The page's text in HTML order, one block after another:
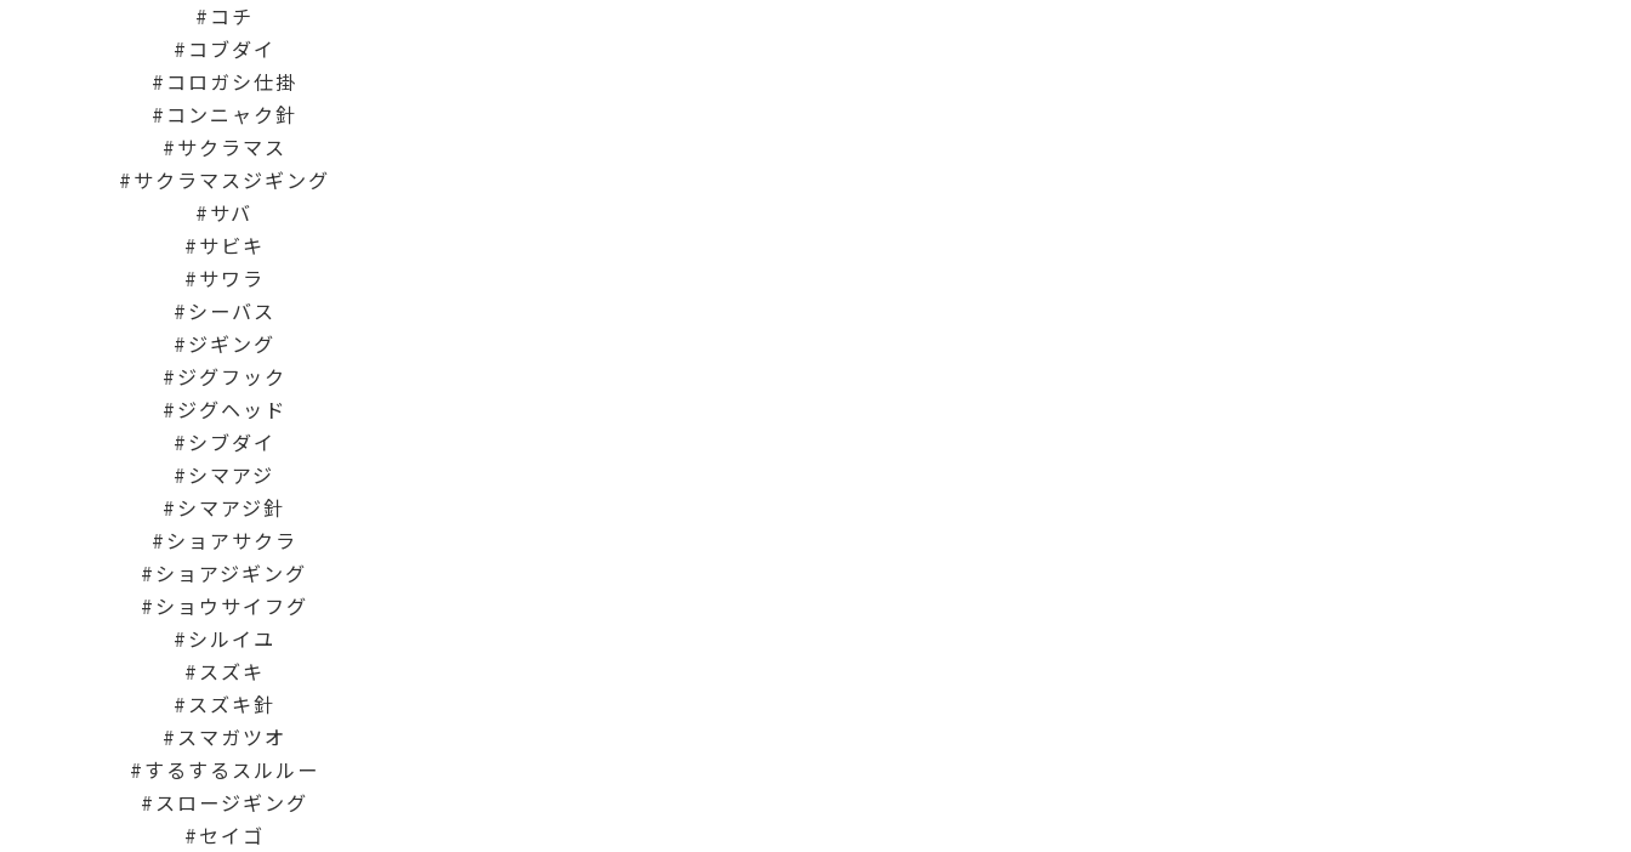
コチ
コブダイ
コロガシ仕掛
コンニャク針
サクラマス
サクラマスジギング
サバ
サビキ
サワラ
シーバス
ジギング
ジグフック
ジグヘッド
シブダイ
シマアジ
シマアジ針
ショアサクラ
ショアジギング
ショウサイフグ
シルイユ
スズキ
スズキ針
スマガツオ
するするスルルー
スロージギング
セイゴ